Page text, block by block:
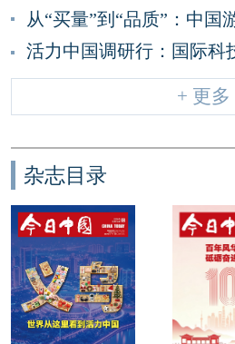
从“买量”到“品质”：中国
活力中国调研行：国际科
+ 更多
杂志目录